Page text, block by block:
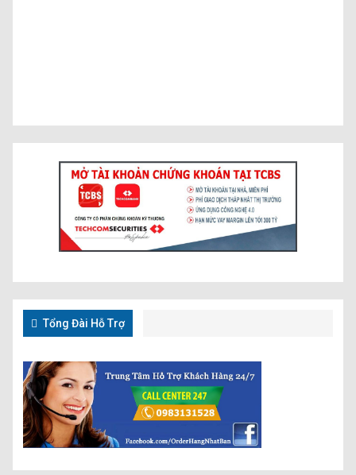
Tổng Đài Hỗ Trợ